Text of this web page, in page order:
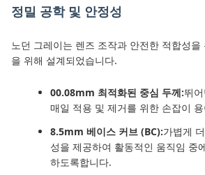
정밀 공학 및 안정성
노던 그레이는 렌즈 조작과 안전한 적합성을
을 위해 설계되었습니다.
00.08mm 최적화된 중심 두께:뛰
매일 적용 및 제거를 위한 손잡이 용
8.5mm 베이스 커브 (BC):가볍게
성을 제공하여 활동적인 움직임 중
하도록합니다.